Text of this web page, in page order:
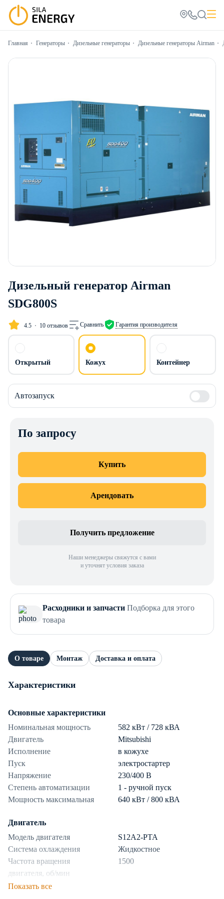
Главная Генераторы Дизельные генераторы Дизельные генераторы Airman
Дизельный генератор Airman
SDG800S
4.5 10 отзывов Сравнить Гарантия производителя
Открытый Кожух Контейнер
Автозапуск
По запросу
Купить
Арендовать
Получить предложение
Наши менеджеры свяжутся с вами
и уточнят условия заказа
Расходники и запчасти Подборка для этого
товара
О товаре Монтаж Доставка и оплата
Характеристики
Основные характеристики
Номинальная мощность
582 кВт / 728 кВА
Двигатель
Mitsubishi
Исполнение
в кожухе
Пуск
электростартер
Напряжение
230/400 В
Степень автоматизации
1 - ручной пуск
Мощность максимальная
640 кВт / 800 кВА
Двигатель
Модель двигателя
S12A2-PTA
Система охлаждения
Жидкостное
Частота вращения
двигателя, об/мин
1500
Показать все